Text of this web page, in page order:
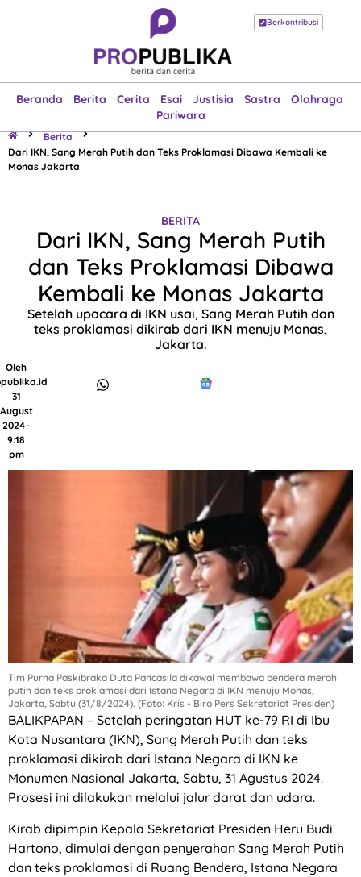
Berkontribusi
Beranda Berita Cerita Esai Justisia Sastra
Olahraga
Pariwara
Beranda
Esai
Justisia
Sastra
Olahraga
Pariwara
Berita
Dari IKN, Sang Merah Putih dan Teks Proklamasi Dibawa Kembali ke
Monas Jakarta
BERITA
Dari IKN, Sang Merah Putih
dan Teks Proklamasi Dibawa
Kembali ke Monas Jakarta
Setelah upacara di IKN usai, Sang Merah Putih dan
teks proklamasi dikirab dari IKN menuju Monas,
Jakarta.
Oleh
31
August
2024 ·
9:18
pm
Tim Purna Paskibraka Duta Pancasila dikawal membawa bendera merah
putih dan teks proklamasi dari Istana Negara di IKN menuju Monas,
Jakarta, Sabtu (31/8/2024). (Foto: Kris - Biro Pers Sekretariat Presiden)
BALIKPAPAN – Setelah peringatan HUT ke-79 RI di Ibu
Kota Nusantara (IKN), Sang Merah Putih dan teks
proklamasi dikirab dari Istana Negara di IKN ke
Monumen Nasional Jakarta, Sabtu, 31 Agustus 2024.
Prosesi ini dilakukan melalui jalur darat dan udara.
Kirab dipimpin Kepala Sekretariat Presiden Heru Budi
Hartono, dimulai dengan penyerahan Sang Merah Putih
dan teks proklamasi di Ruang Bendera, Istana Negara